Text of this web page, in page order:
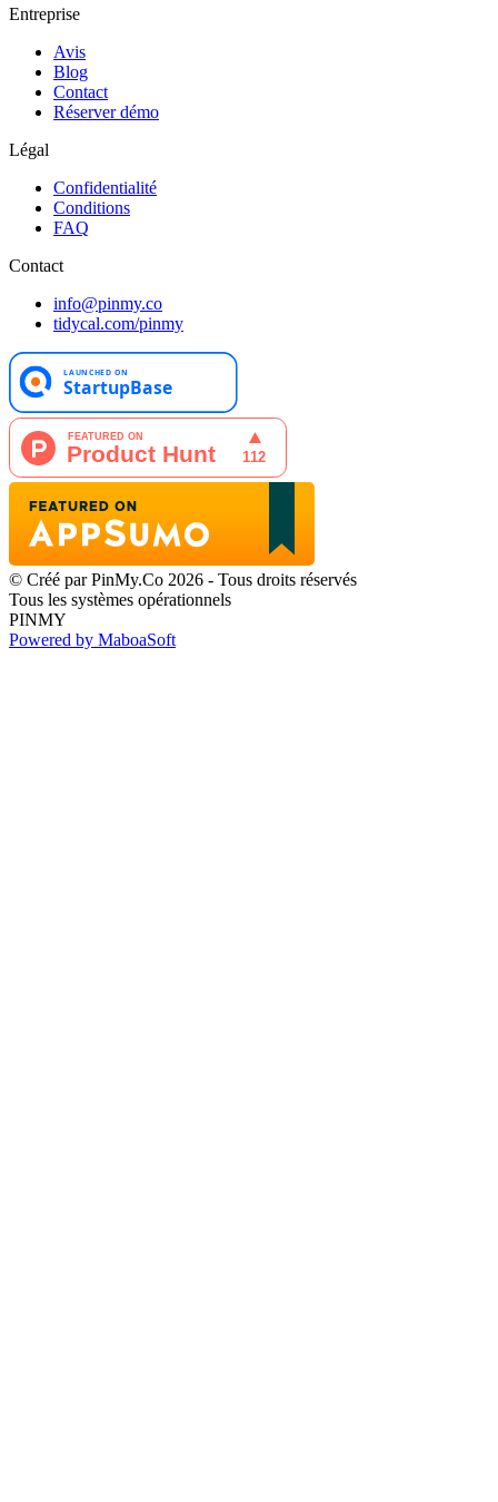
Entreprise
Avis
Blog
Contact
Réserver démo
Légal
Confidentialité
Conditions
FAQ
Contact
info@pinmy.co
tidycal.com/pinmy
© Créé par PinMy.Co 2026 - Tous droits réservés
Tous les systèmes opérationnels
PINMY
Powered by MaboaSoft